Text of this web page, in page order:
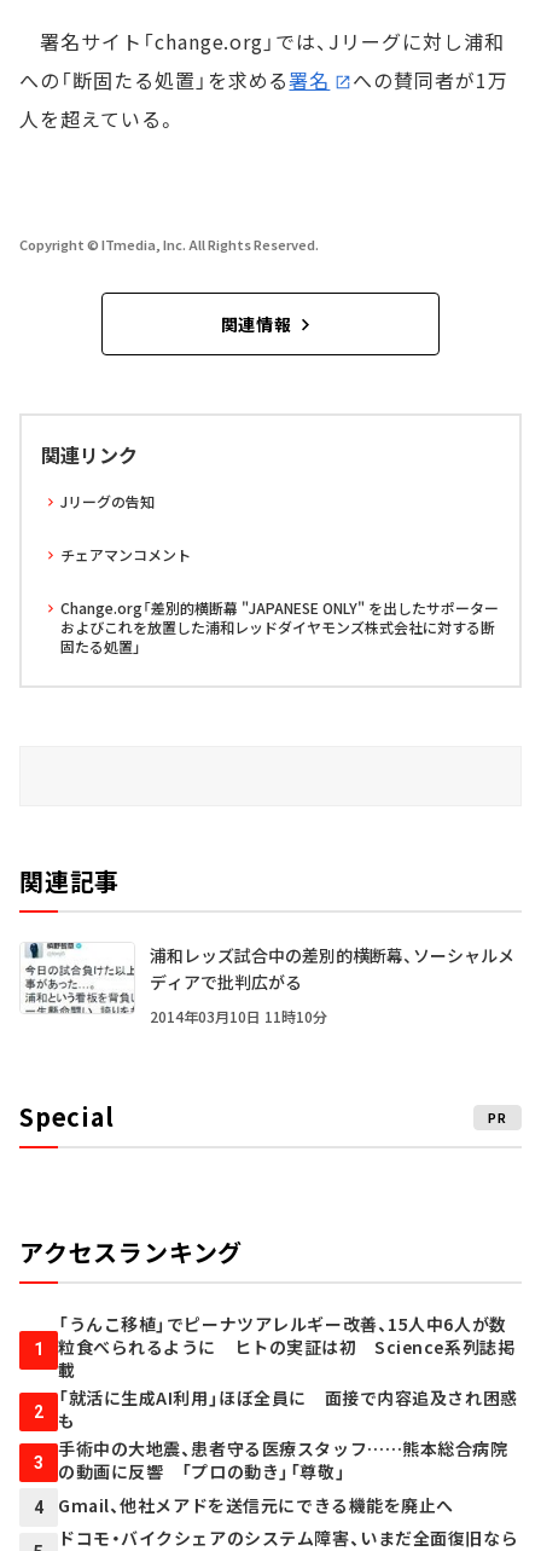
署名サイト「change.org」では、Jリーグに対し浦和
への「断固たる処置」を求める署名
への賛同者が1万
人を超えている。
Copyright © ITmedia, Inc. All Rights Reserved.
関連情報
関連リンク
Jリーグの告知
チェアマンコメント
Change.org「差別的横断幕 "JAPANESE ONLY" を出したサポーター
およびこれを放置した浦和レッドダイヤモンズ株式会社に対する断
固たる処置」
関連記事
浦和レッズ試合中の差別的横断幕、ソーシャルメ
ディアで批判広がる
2014年03月10日 11時10分
Special PR
アクセスランキング
1
「うんこ移植」でピーナツアレルギー改善、15人中6人が数
粒食べられるように ヒトの実証は初 Science系列誌掲
載
2
「就活に生成AI利用」ほぼ全員に 面接で内容追及され困惑
も
3
手術中の大地震、患者守る医療スタッフ……熊本総合病院
の動画に反響 「プロの動き」「尊敬」
4 Gmail、他社メアドを送信元にできる機能を廃止へ
ドコモ・バイクシェアのシステム障害、いまだ全面復旧なら